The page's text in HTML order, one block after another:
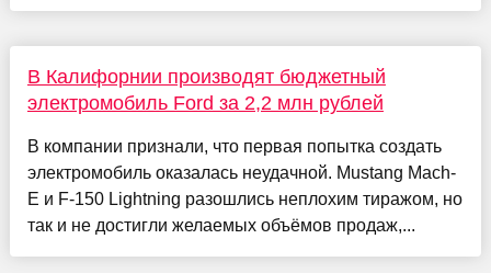
В Калифорнии производят бюджетный
электромобиль Ford за 2,2 млн рублей
В компании признали, что первая попытка создать
электромобиль оказалась неудачной. Mustang Mach-
E и F-150 Lightning разошлись неплохим тиражом, но
так и не достигли желаемых объёмов продаж,...